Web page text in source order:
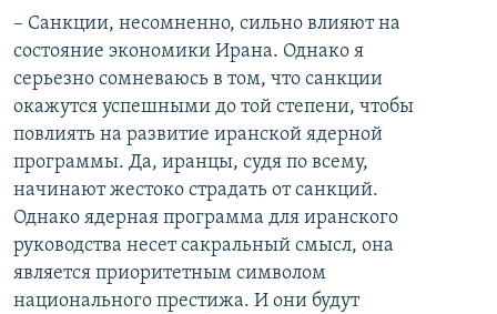
– Санкции, несомненно, сильно влияют на
состояние экономики Ирана. Однако я
серьезно сомневаюсь в том, что санкции
окажутся успешными до той степени, чтобы
повлиять на развитие иранской ядерной
программы. Да, иранцы, судя по всему,
начинают жестоко страдать от санкций.
Однако ядерная программа для иранского
руководства несет сакральный смысл, она
является приоритетным символом
национального престижа. И они будут